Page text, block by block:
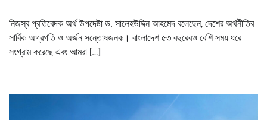
নিজস্ব প্রতিবেদক অর্থ উপদেষ্টা ড. সালেহউদ্দিন আহমেদ বলেছেন, দেশের অর্থনীতির
সার্বিক অগ্রগতি ও অর্জন সন্তোষজনক। বাংলাদেশ ৫৩ বছরেরও বেশি সময় ধরে
সংগ্রাম করেছে এবং আমরা […]